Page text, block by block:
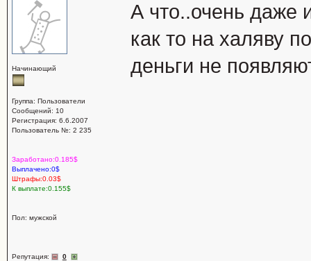
Начинающий
Группа: Пользователи
Сообщений: 10
Регистрация: 6.6.2007
Пользователь №: 2 235
Заработано:0.185$
Выплачено:0$
Штрафы:0.03$
К выплате:0.155$
Пол: мужской
Репутация: 0
А что..очень даже
как то на халяву
деньги не